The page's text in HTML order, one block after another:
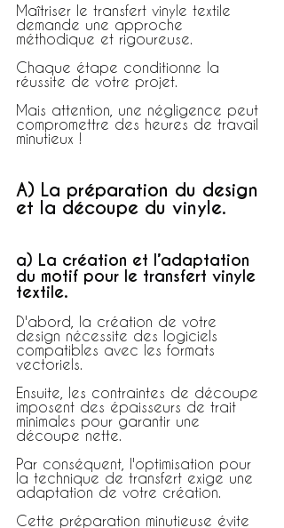
Maîtriser le transfert vinyle textile
demande une approche
méthodique et rigoureuse.
Chaque étape conditionne la
réussite de votre projet.
Mais attention, une négligence peut
compromettre des heures de travail
minutieux !
A) La préparation du design
et la découpe du vinyle.
a) La création et l’adaptation
du motif pour le transfert vinyle
textile.
D'abord, la création de votre
design nécessite des logiciels
compatibles avec les formats
vectoriels.
Ensuite, les contraintes de découpe
imposent des épaisseurs de trait
minimales pour garantir une
découpe nette.
Par conséquent, l'optimisation pour
la technique de transfert exige une
adaptation de votre création.
Cette préparation minutieuse évite